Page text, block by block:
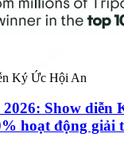
Ký Ức Hội An
2026: Show diễn
hoạt động giải